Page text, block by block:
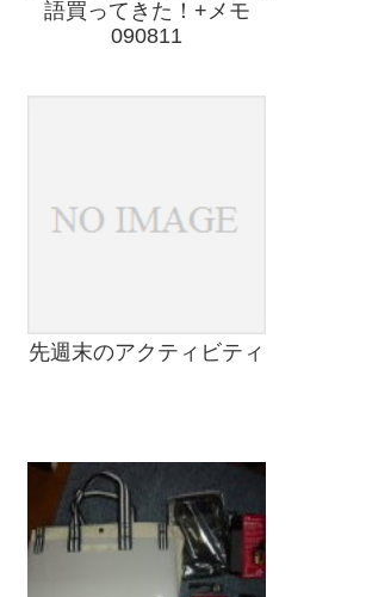
語買ってきた！+メモ
090811
先週末のアクティビティ